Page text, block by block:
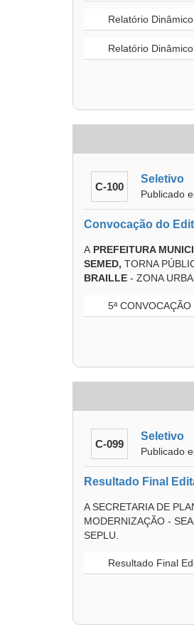
Relatório
Relatório
C-100
Seletivo
Publicado
Convocação do
A PREFEITURA
SEMED, TORNA
BRAILLE - ZONA
5ª
C-099
Seletivo
Publicado
Resultado Final
A SECRETARIA DE
MODERNIZAÇÃO -
SEPLU.
Resultado Final